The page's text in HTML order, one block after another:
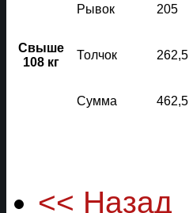
Свыше
108 кг
Рывок 205
Толчок 262,5
Сумма 462,5
<< Назад